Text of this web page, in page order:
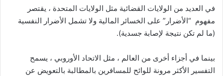
في العديد من الولايات القضائية مثل الولايات المتحدة ، يقتصر
مفهوم “الأضرار” على الخسائر المالية ولا تشمل الأضرار النفسية
(ما لم تكن نتيجة لإصابة جسدية).
بينما في أجزاء أخرى من العالم ، مثل الاتحاد الأوروبي ، يسمح
التفسير الأكثر مرونة للوائح للمسافرين بالمطالبة بالتعويض عن